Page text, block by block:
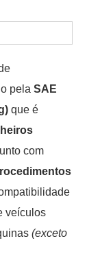
pela SAE
que é
com
veículos
(exceto